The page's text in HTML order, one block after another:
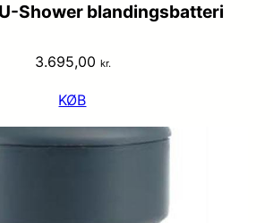
Shower blandingsbatteri
3.695,00 kr.
KØB